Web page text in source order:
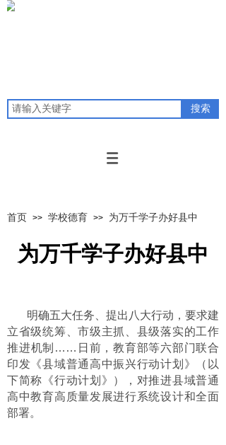
搜索
首页 >> 学校德育 >> 为万千学子办好县中
为万千学子办好县中
明确五大任务、提出八大行动，要求建
立省级统筹、市级主抓、县级落实的工作
推进机制……日前，教育部等六部门联合
印发《县域普通高中振兴行动计划》（以
下简称《行动计划》），对推进县域普通
高中教育高质量发展进行系统设计和全面
部署。